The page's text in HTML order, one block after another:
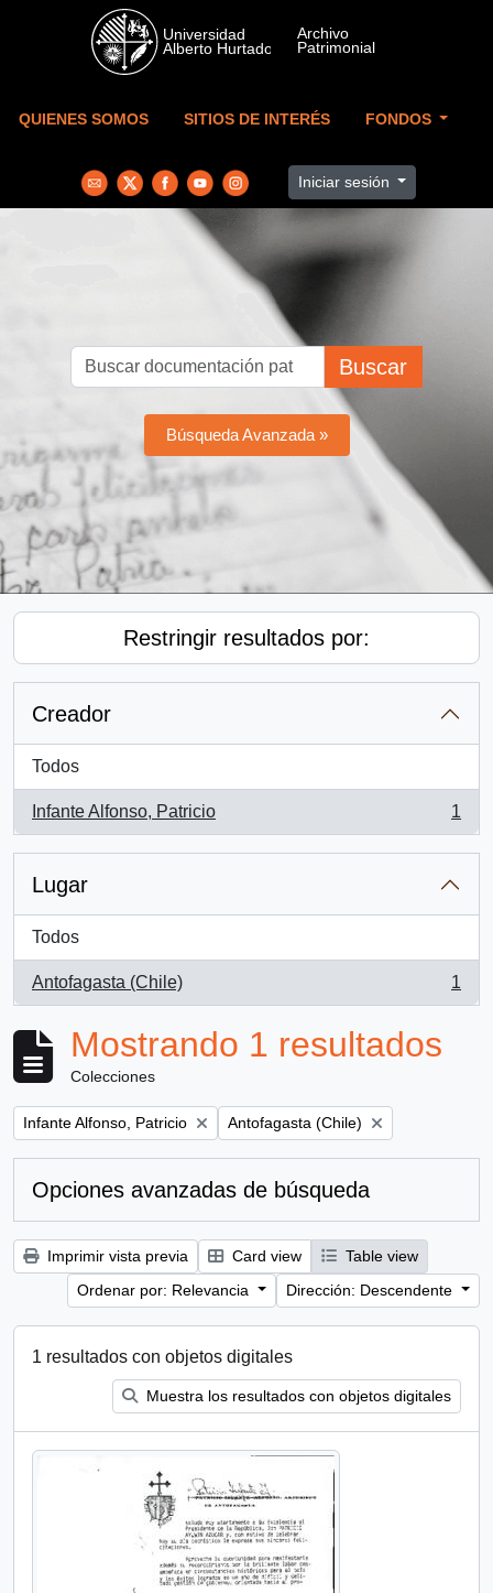
Skip to main content
QUIENES SOMOS SITIOS DE INTERÉS FONDOS
Iniciar sesión
Buscar
Búsqueda Avanzada »
Restringir resultados por:
Creador
Todos
Infante Alfonso, Patricio
, 1 resultados
1
Lugar
Todos
Antofagasta (Chile)
, 1 resultados
1
Mostrando 1 resultados
Colecciones
Remove filter:
Infante Alfonso, Patricio Remove filter:
Antofagasta (Chile)
Opciones avanzadas de búsqueda
Imprimir vista previa Card view
Table view
Ordenar por: Relevancia
Dirección: Descendente
1 resultados con objetos digitales
Muestra los resultados con objetos digitales